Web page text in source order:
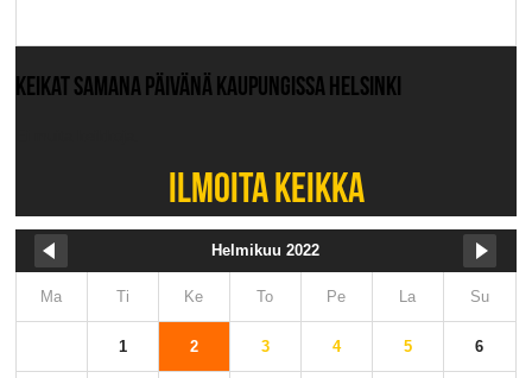
KEIKAT SAMANA PÄIVÄNÄ KAUPUNGISSA HELSINKI
ILMOITA KEIKKA
Helmikuu 2022
Ma Ti Ke To Pe La Su
1 2 3 4 5 6